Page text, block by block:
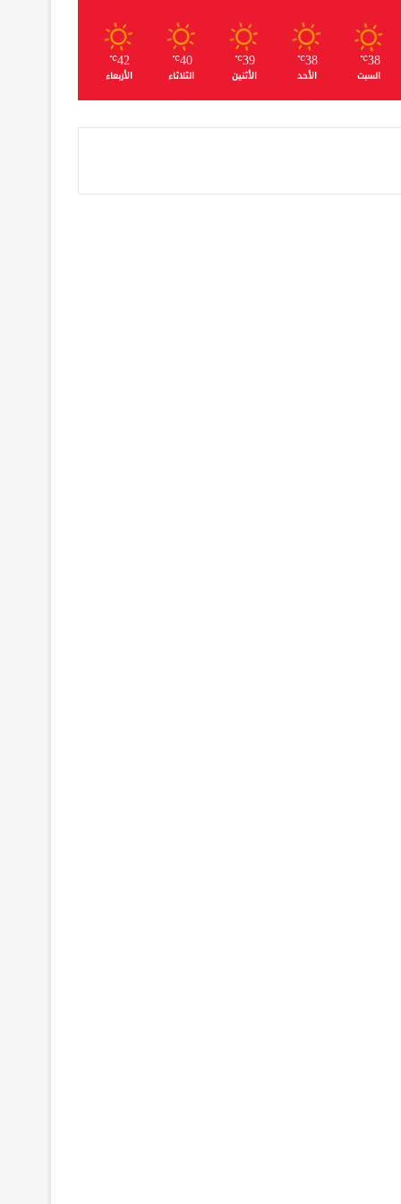
38
℃
السبت
38
℃
الأحد
39
℃
الأثنين
40
℃
الثلاثاء
42
℃
الأربعاء